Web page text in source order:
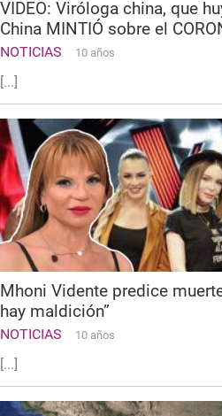
VIDEO: Viróloga china, que
China MINTIÓ sobre el
NOTICIAS 10 años
[...]
Mhoni Vidente predice
hay maldición”
NOTICIAS 10 años
[...]